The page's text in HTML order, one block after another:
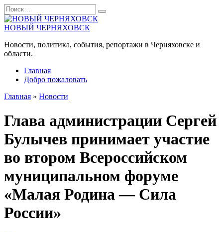
Перейти
к
содержанию
Search
for:
НОВЫЙ ЧЕРНЯХОВСК
Новости, политика, события, репортажи в Черняховске и
области.
Главная
Добро пожаловать
Главная » Новости
Глава администрации Сергей
Булычев принимает участие
во втором Всероссийском
муниципальном форуме
«Малая Родина — Сила
России»